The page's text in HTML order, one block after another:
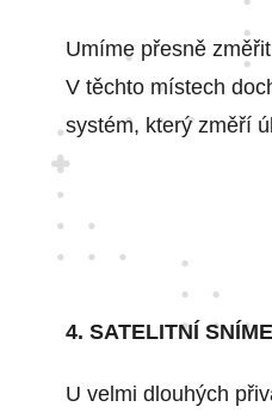
Umíme přesně
V těchto místech
systém, který změří
4. SATELITNÍ
U velmi dlouhých